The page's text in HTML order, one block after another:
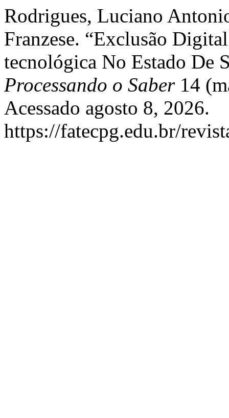
Rodrigues, Luciano
Franzese. “Exclusão
tecnológica No Estado De
Processando o Saber14
Acessado agosto 8, 2026.
https://fatecpg.edu.br/